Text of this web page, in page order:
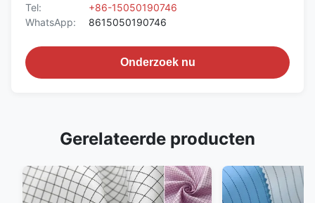
Tel:
+86-15050190746
WhatsApp:
8615050190746
Onderzoek nu
Gerelateerde producten